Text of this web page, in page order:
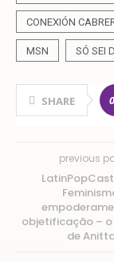
CONEXIÓN
MSN SÓ SEI
SHARE 0
previous
objetificação – o
de